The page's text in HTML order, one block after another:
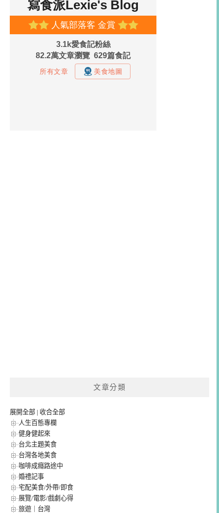
文章分類
展開全部 | 收合全部
人生百態專欄
健身健起來
台北主題美食
台灣各地美食
咖啡成癮路途中
婚禮記事
宅配美食/外帶/即食
展覽/電影/戲劇心得
旅遊｜台灣